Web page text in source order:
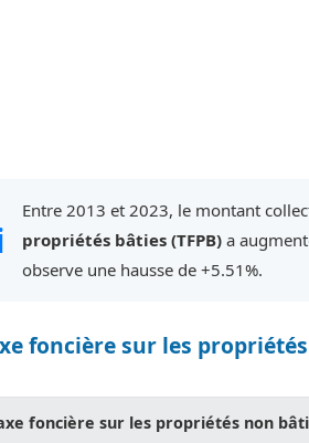
ℹ
Entre 2013 et 2023, le montant
propriétés bâties (TFPB) a
observe une hausse de +5.51%.
foncière sur les
foncière sur les propriétés non